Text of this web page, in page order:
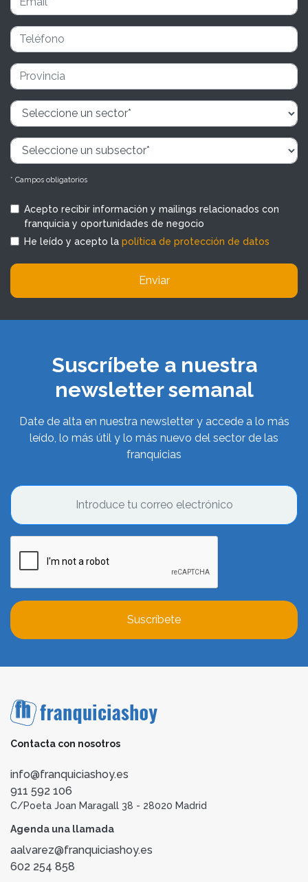
* Campos obligatorios
Acepto recibir información y mailings relacionados con
franquicia y oportunidades de negocio
He leído y acepto la política de protección de datos
Enviar
Suscríbete a nuestra
newsletter semanal
Date de alta en nuestra newsletter y accede a lo más
leído, lo más útil y lo más nuevo del sector de las
franquicias
Suscríbete
Contacta con nosotros
info@franquiciashoy.es
911 592 106
C/Poeta Joan Maragall 38 - 28020 Madrid
Agenda una llamada
aalvarez@franquiciashoy.es
602 254 858